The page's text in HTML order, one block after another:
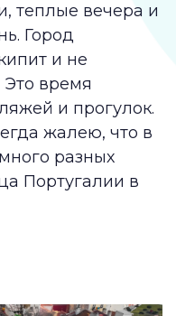
теплые вечера и
Город
и не
время
и прогулок.
жалею, что в
разных
Португалии в